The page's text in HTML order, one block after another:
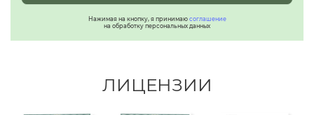
Нажимая на кнопку, я принимаю соглашение
на обработку персональных данных
ЛИЦЕНЗИИ